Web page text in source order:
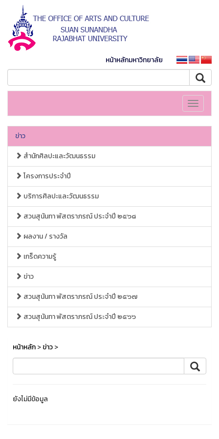
หน้าหลักมหาวิทยาลัย
Toggle
ข่าว
สำนักศิลปะและวัฒนธรรม
โครงการประจำปี
บริการศิลปะและวัฒนธรรม
สวนสุนันทา พัสตราภรณ์ ประจำปี ๒๕๖๘
ผลงาน / รางวัล
เกร็ดความรู้
ข่าว
สวนสุนันทา พัสตราภรณ์ ประจำปี ๒๕๖๗
สวนสุนันทา พัสตราภรณ์ ประจำปี ๒๕๖๖
หน้าหลัก>ข่าว>
ยังไม่มีข้อมูล